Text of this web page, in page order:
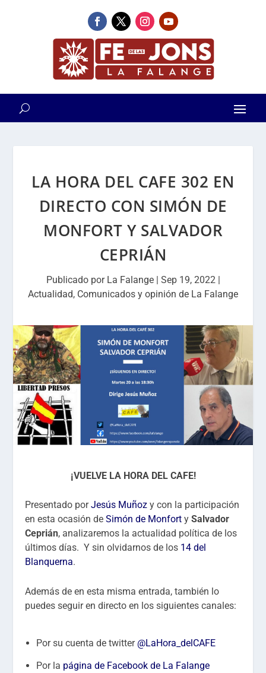
LA HORA DEL CAFE 302 EN
DIRECTO CON SIMÓN DE
MONFORT Y SALVADOR
CEPRIÁN
Publicado por La Falange| Sep 19, 2022|
Actualidad, Comunicados y opinión de La Falange
¡VUELVE LA HORA DEL CAFE!
Presentado porJesús Muñoz y con la participación
en esta ocasión deSimón de Monfort ySalvador
Ceprián, analizaremos la actualidad política de los
últimos días. Y sin olvidarnos de los 14 del
Blanquerna.
Además de en esta misma entrada, también lo
puedes seguir en directo en los siguientes canales:
Por su cuenta de twitter @LaHora_delCAFE
Por la página de Facebook de La Falange